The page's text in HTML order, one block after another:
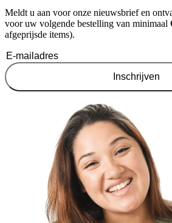
Meldt u aan voor onze nieuwsbrief en
voor uw volgende bestelling van minimaal
afgeprijsde items).
Inschrijven